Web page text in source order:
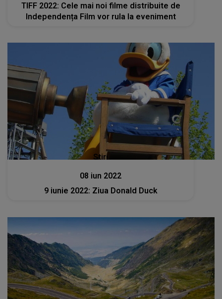
TIFF 2022: Cele mai noi filme distribuite de
Independența Film vor rula la eveniment
Stiri
08 iun 2022
9 iunie 2022: Ziua Donald Duck